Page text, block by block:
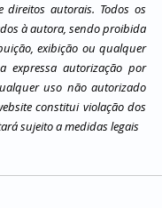
direitos autorais. Todos os
à autora, sendo proibida
exibição ou qualquer
expressa autorização por
uso não autorizado
constitui violação dos
sujeito a medidas legais